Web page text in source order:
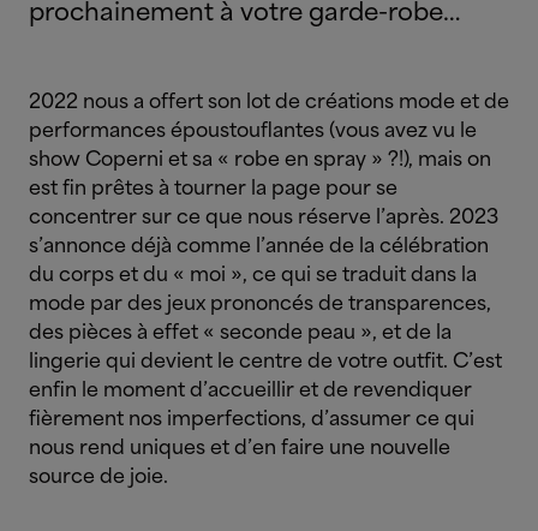
prochainement à votre garde-robe…
2022 nous a offert son lot de créations mode et de
performances époustouflantes (vous avez vu le
show Coperni et sa « robe en spray » ?!), mais on
est fin prêtes à tourner la page pour se
concentrer sur ce que nous réserve l’après. 2023
s’annonce déjà comme l’année de la célébration
du corps et du « moi », ce qui se traduit dans la
mode par des jeux prononcés de transparences,
des pièces à effet « seconde peau », et de la
lingerie qui devient le centre de votre outfit. C’est
enfin le moment d’accueillir et de revendiquer
fièrement nos imperfections, d’assumer ce qui
nous rend uniques et d’en faire une nouvelle
source de joie.